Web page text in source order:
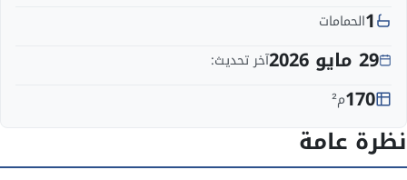
1الحمامات
29 مايو 2026 آخر تحديث:
170م²
نظرة عامة